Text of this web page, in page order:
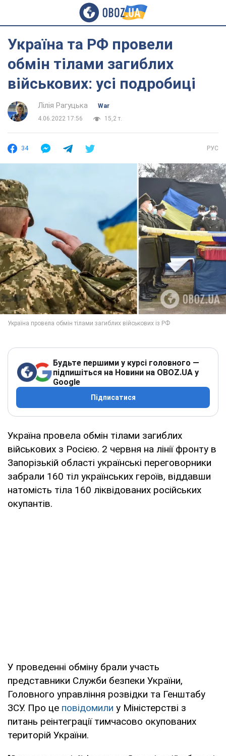
Україна та РФ провели
обмін тілами загиблих
військових: усі подробиці
Лілія Рагуцька
War
4.06.2022 17:56
15,2 т.
34 РУС
Будьте першими у курсі головного —
підпишіться на Новини на OBOZ.UA у
Google
Підписатися
Україна провела обмін тілами загиблих
військових з Росією. 2 червня на лінії фронту в
Запорізькій області українські переговорники
забрали 160 тіл українських героїв, віддавши
натомість тіла 160 ліквідованих російських
окупантів.
У проведенні обміну брали участь
представники Служби безпеки України,
Головного управління розвідки та Генштабу
ЗСУ. Про це повідомили у Міністерстві з
питань реінтеграції тимчасово окупованих
територій України.